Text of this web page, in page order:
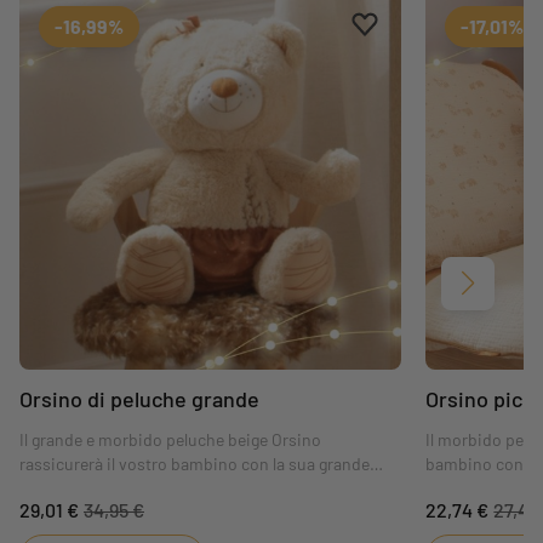
Aggiungi ai preferiti
Rimuovi dai preferiti
-16,99%
Orsino di peluche grande
Il grande e morbido peluche beige Orsino
rassicurerà il vostro bambino con la sua grande
vada. I suoi colori di tendenza e l'indumento
coordinato color cammello piaceranno sia alle
29,01 € 34,95 €
-17,01%
Orsino
Il morbido
bambino con
tendenza e il
del beige e del
22,74 €
Avanti